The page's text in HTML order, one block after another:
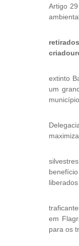
Artigo
extinto
um
em
para os